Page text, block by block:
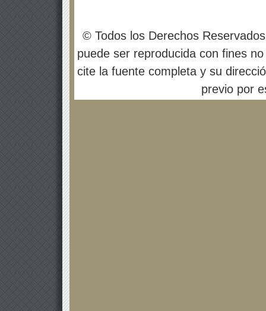
© Todos los Derechos
puede ser reproducida con fines
cite la fuente completa y su
previo por